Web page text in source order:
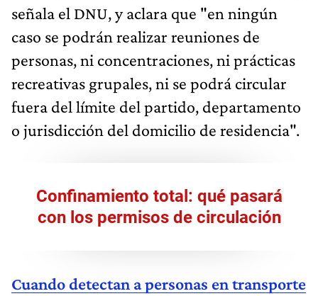
señala el DNU, y aclara que "en ningún
caso se podrán realizar reuniones de
personas, ni concentraciones, ni prácticas
recreativas grupales, ni se podrá circular
fuera del límite del partido, departamento
o jurisdicción del domicilio de residencia".
Confinamiento total: qué pasará
con los permisos de circulación
Cuando detectan a personas en transporte